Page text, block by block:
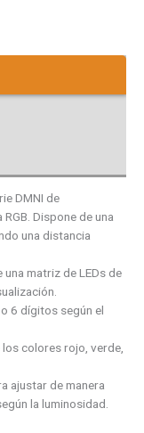
DMNI de
Dispone de una
una distancia
matriz de LEDs de
6 dígitos según el
los colores rojo, verde,
ajustar de manera
la luminosidad.